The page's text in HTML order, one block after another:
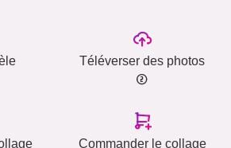
Téléverser des photos
Commander le collage